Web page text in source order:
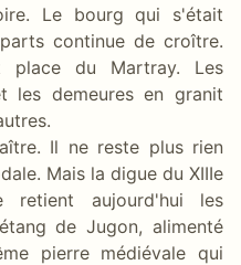
Le bourg qui s'était
continue de croître.
place du Martray. Les
les demeures en granit
Il ne reste plus rien
Mais la digue du XIIIe
retient aujourd'hui les
de Jugon, alimenté
pierre médiévale qui